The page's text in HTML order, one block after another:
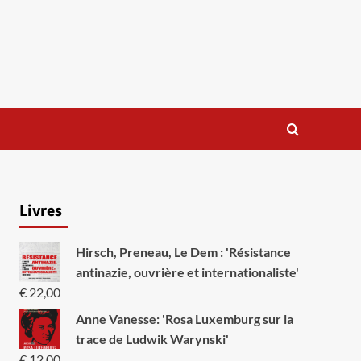
Livres
Hirsch, Preneau, Le Dem : 'Résistance
antinazie, ouvrière et internationaliste'
€22,00
Anne Vanesse: 'Rosa Luxemburg sur la
trace de Ludwik Warynski'